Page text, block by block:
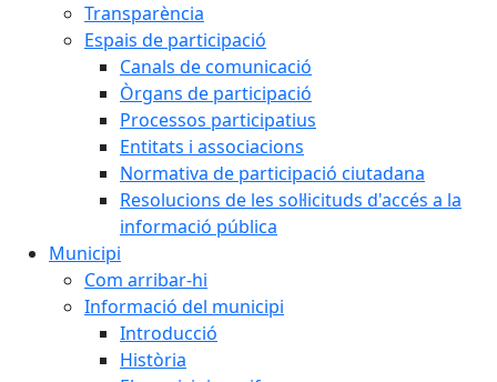
Transparència
Espais de participació
Canals de comunicació
Òrgans de participació
Processos participatius
Entitats i associacions
Normativa de participació ciutadana
Resolucions de les sol·licituds d'accés a la
informació pública
Municipi
Com arribar-hi
Informació del municipi
Introducció
Història